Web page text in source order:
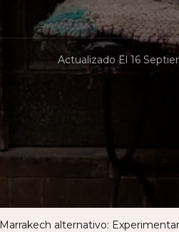
Actualizado El 16
Marrakech alternativo: